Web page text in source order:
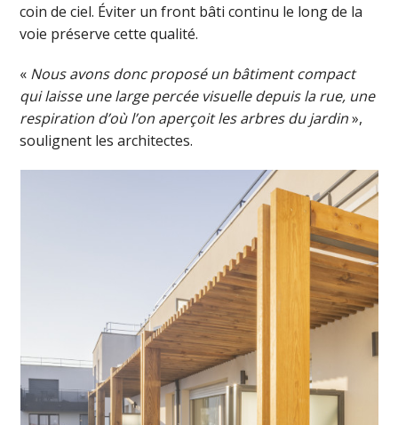
coin de ciel. Éviter un front bâti continu le long de la
voie préserve cette qualité.
« Nous avons donc proposé un bâtiment compact
qui laisse une large percée visuelle depuis la rue, une
respiration d’où l’on aperçoit les arbres du jardin»,
soulignent les architectes.